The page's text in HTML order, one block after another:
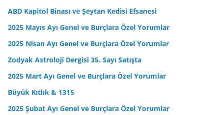
ABD Kapitol Binası ve Şeytan Kedisi Efsanesi
2025 Mayıs Ayı Genel ve Burçlara Özel Yorumlar
2025 Nisan Ayı Genel ve Burçlara Özel Yorumlar
Zodyak Astroloji Dergisi 35. Sayı Satışta
2025 Mart Ayı Genel ve Burçlara Özel Yorumlar
Büyük Kıtlık & 1315
2025 Şubat Ayı Genel ve Burçlara Özel Yorumlar